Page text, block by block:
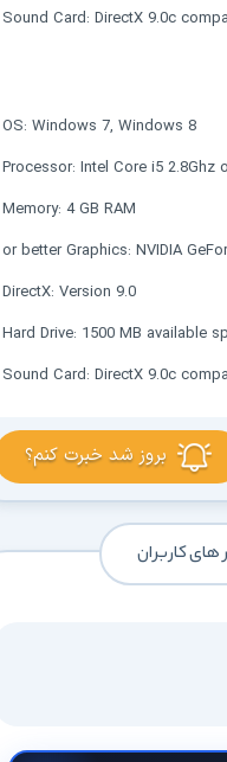
Sound Card: DirectX 9.0c
OS: Windows 7, Windows 8
Processor: Intel Core i5 2.8Ghz
Memory: 4 GB RAM
Graphics: NVIDIA
or better
DirectX: Version 9.0
Hard Drive: 1500 MB available
Sound Card: DirectX 9.0c
بروز شد خبرت کنم؟
های کاربران